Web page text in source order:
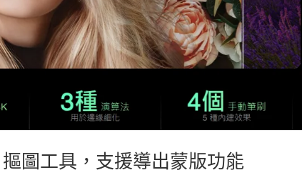
圖工具，支援導出蒙版功能